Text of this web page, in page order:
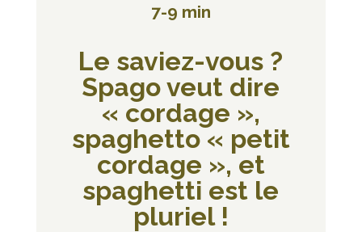
7-9 min
Le saviez-vous ?
Spago veut dire
« cordage »,
spaghetto « petit
cordage », et
spaghetti est le
pluriel !